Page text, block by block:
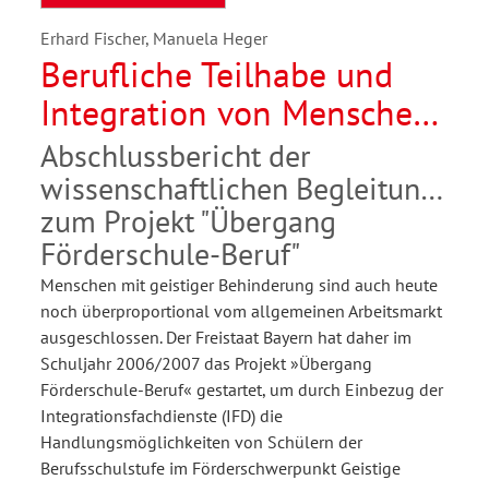
Erhard Fischer, Manuela Heger
Berufliche Teilhabe und
Integration von Menschen
mit geistiger Behinderung
Abschlussbericht der
wissenschaftlichen Begleitung
zum Projekt "Übergang
Förderschule-Beruf"
Menschen mit geistiger Behinderung sind auch heute
noch überproportional vom allgemeinen Arbeitsmarkt
ausgeschlossen. Der Freistaat Bayern hat daher im
Schuljahr 2006/2007 das Projekt »Übergang
Förderschule-Beruf« gestartet, um durch Einbezug der
Integrationsfachdienste (IFD) die
Handlungsmöglichkeiten von Schülern der
Berufsschulstufe im Förderschwerpunkt Geistige